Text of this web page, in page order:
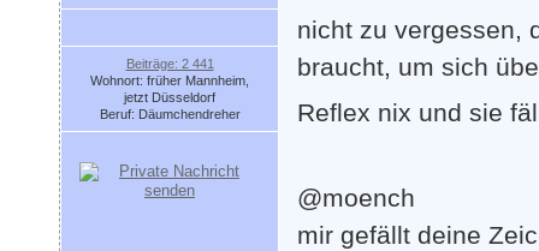
Beiträge: 2 441
Wohnort: früher Mannheim,
jetzt Düsseldorf
Beruf: Däumchendreher
nicht zu vergessen,
braucht, um sich
Reflex nix und sie
@moench
mir gefällt deine